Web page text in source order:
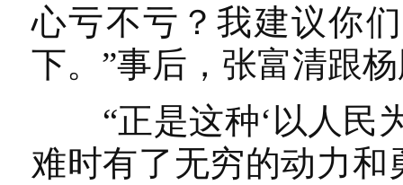
心亏不亏？我建议你
下。”事后，张富清跟
“正是这种‘以人民为
难时有了无穷的动力